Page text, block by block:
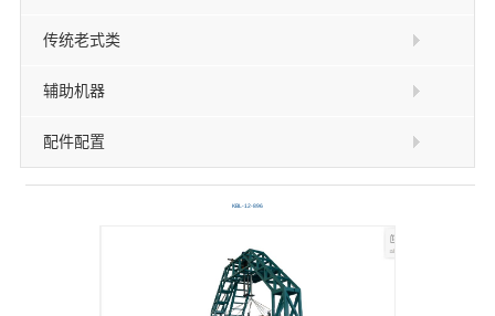
传统老式类
辅助机器
配件配置
KBL-12-896